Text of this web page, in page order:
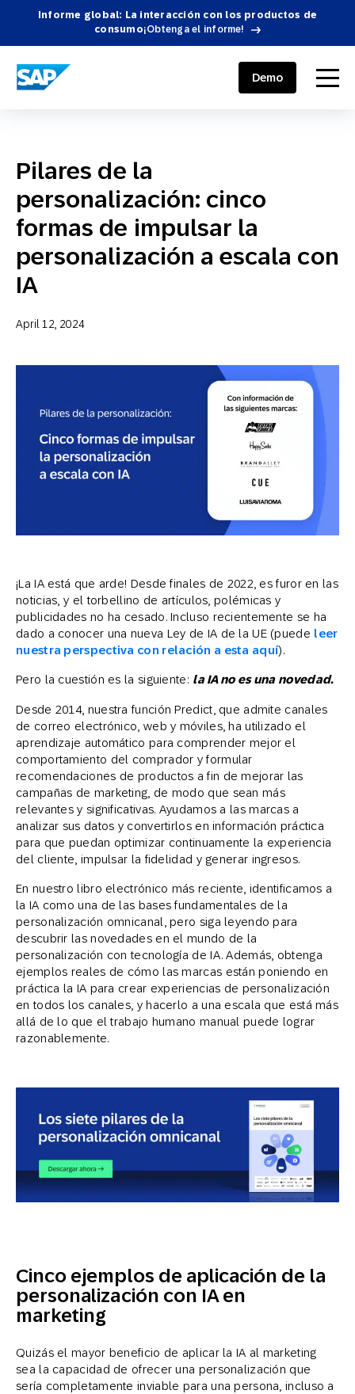
Informe global: La interacción con los productos de
consumo¡Obtenga el informe!
SAP ENGAGEMENT CLOUD menu
Demo
Pilares de la
personalización: cinco
formas de impulsar la
personalización a escala con
IA
April 12, 2024
¡La IA está que arde! Desde finales de 2022, es furor en las
noticias, y el torbellino de artículos, polémicas y
publicidades no ha cesado. Incluso recientemente se ha
dado a conocer una nueva Ley de IA de la UE (puede leer
nuestra perspectiva con relación a esta aquí).
Pero la cuestión es la siguiente: la IA no es una novedad.
Desde 2014, nuestra función Predict, que admite canales
de correo electrónico, web y móviles, ha utilizado el
aprendizaje automático para comprender mejor el
comportamiento del comprador y formular
recomendaciones de productos a fin de mejorar las
campañas de marketing, de modo que sean más
relevantes y significativas. Ayudamos a las marcas a
analizar sus datos y convertirlos en información práctica
para que puedan optimizar continuamente la experiencia
del cliente, impulsar la fidelidad y generar ingresos.
En nuestro libro electrónico más reciente, identificamos a
la IA como una de las bases fundamentales de la
personalización omnicanal, pero siga leyendo para
descubrir las novedades en el mundo de la
personalización con tecnología de IA. Además, obtenga
ejemplos reales de cómo las marcas están poniendo en
práctica la IA para crear experiencias de personalización
en todos los canales, y hacerlo a una escala que está más
allá de lo que el trabajo humano manual puede lograr
razonablemente.
Cinco ejemplos de aplicación de la
personalización con IA en
marketing
Quizás el mayor beneficio de aplicar la IA al marketing
sea la capacidad de ofrecer una personalización que
sería completamente inviable para una persona, incluso a